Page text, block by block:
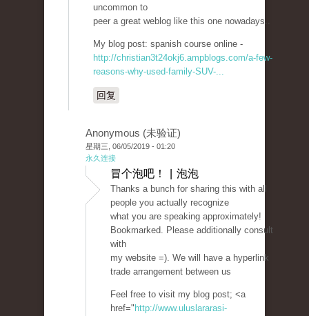
uncommon to
peer a great weblog like this one nowadays..
My blog post: spanish course online -
http://christian3t24okj6.ampblogs.com/a-few-
reasons-why-used-family-SUV-...
回复
Anonymous (未验证)
星期三, 06/05/2019 - 01:20
永久连接
冒个泡吧！ | 泡泡
Thanks a bunch for sharing this with all
people you actually recognize
what you are speaking approximately!
Bookmarked. Please additionally consult
with
my website =). We will have a hyperlink
trade arrangement between us
Feel free to visit my blog post; <a
href=" http://www.uluslararasi-